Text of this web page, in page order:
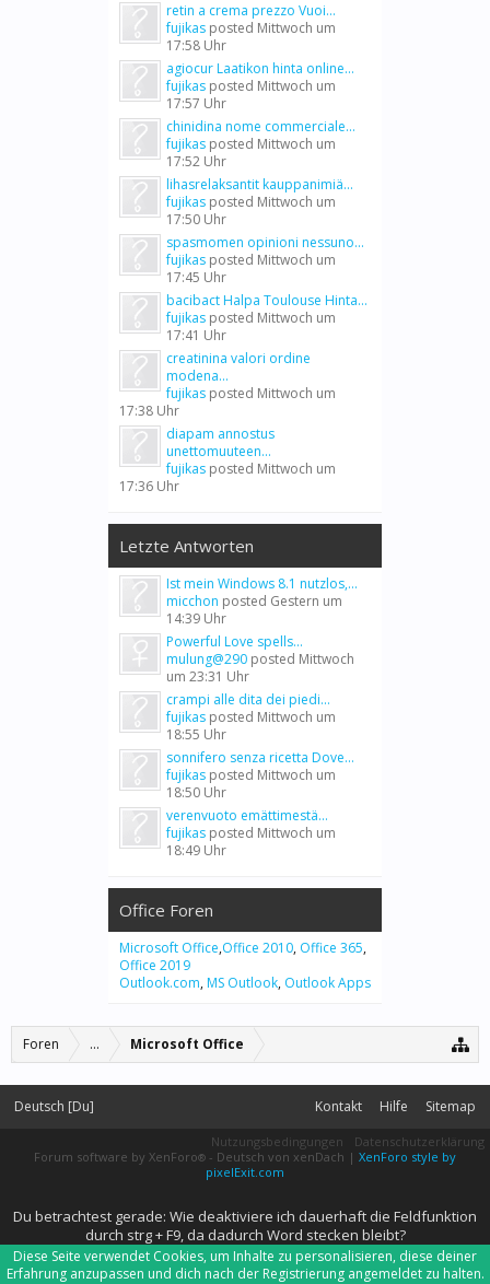
retin a crema prezzo Vuoi...
fujikas posted Mittwoch um
17:58 Uhr
agiocur Laatikon hinta online...
fujikas posted Mittwoch um
17:57 Uhr
chinidina nome commerciale...
fujikas posted Mittwoch um
17:52 Uhr
lihasrelaksantit kauppanimiä...
fujikas posted Mittwoch um
17:50 Uhr
spasmomen opinioni nessuno...
fujikas posted Mittwoch um
17:45 Uhr
bacibact Halpa Toulouse Hinta...
fujikas posted Mittwoch um
17:41 Uhr
creatinina valori ordine
modena...
fujikas posted Mittwoch um
17:38 Uhr
diapam annostus
unettomuuteen...
fujikas posted Mittwoch um
17:36 Uhr
Letzte Antworten
Ist mein Windows 8.1 nutzlos,...
micchon posted Gestern um
14:39 Uhr
Powerful Love spells...
mulung@290 posted Mittwoch
um 23:31 Uhr
crampi alle dita dei piedi...
fujikas posted Mittwoch um
18:55 Uhr
sonnifero senza ricetta Dove...
fujikas posted Mittwoch um
18:50 Uhr
verenvuoto emättimestä...
fujikas posted Mittwoch um
18:49 Uhr
Office Foren
Microsoft Office,Office 2010, Office 365,
Office 2019
Outlook.com, MS Outlook, Outlook Apps
Foren ... Microsoft Office
Deutsch [Du] Kontakt Hilfe Sitemap
Nutzungsbedingungen
Datenschutzerklärung
Forum software by XenForo® - Deutsch von xenDach | XenForo style by
pixelExit.com
Du betrachtest gerade: Wie deaktiviere ich dauerhaft die Feldfunktion
durch strg + F9, da dadurch Word stecken bleibt?
Diese Seite verwendet Cookies, um Inhalte zu personalisieren, diese deiner
Erfahrung anzupassen und dich nach der Registrierung angemeldet zu halten.